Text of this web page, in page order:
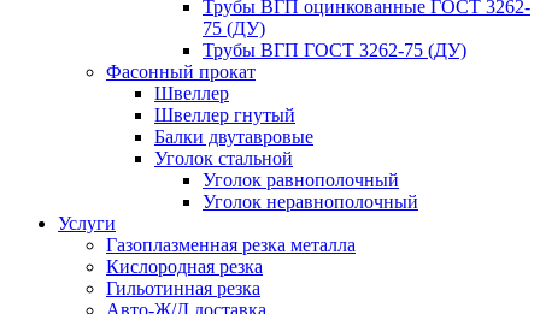
Трубы ВГП оцинкованные ГОСТ 3262-
75 (ДУ)
Трубы ВГП ГОСТ 3262-75 (ДУ)
Фасонный прокат
Швеллер
Швеллер гнутый
Балки двутавровые
Уголок стальной
Уголок равнополочный
Уголок неравнополочный
Услуги
Газоплазменная резка металла
Кислородная резка
Гильотинная резка
Авто-Ж/Д доставка